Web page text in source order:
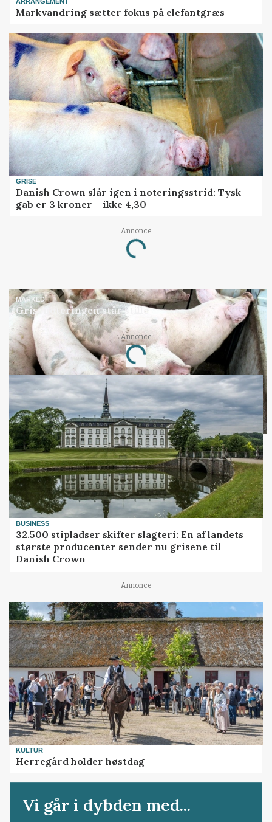
Markvandring sætter fokus på elefantgræs
GRISE
Danish Crown slår igen i noteringsstrid: Tysk
gab er 3 kroner – ikke 4,30
Annonce
Loading...
MARKED
Grisenoteringen står stille
Annonce
Loading...
BUSINESS
32.500 stipladser skifter slagteri: En af landets
største producenter sender nu grisene til
Danish Crown
Annonce
KULTUR
Herregård holder høstdag
Vi går i dybden med...